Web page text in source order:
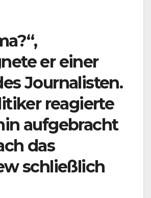
er einer
Journalisten.
reagierte
aufgebracht
das
schließlich